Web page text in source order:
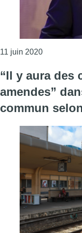
11 juin 2020Consulter
“Il y aura des
amendes”
commun